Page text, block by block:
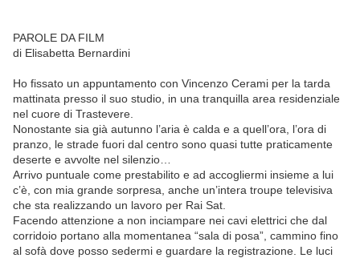
PAROLE DA FILM
di Elisabetta Bernardini
Ho fissato un appuntamento con Vincenzo Cerami per la tarda
mattinata presso il suo studio, in una tranquilla area residenziale
nel cuore di Trastevere.
Nonostante sia già autunno l’aria è calda e a quell’ora, l’ora di
pranzo, le strade fuori dal centro sono quasi tutte praticamente
deserte e avvolte nel silenzio…
Arrivo puntuale come prestabilito e ad accogliermi insieme a lui
c’è, con mia grande sorpresa, anche un’intera troupe televisiva
che sta realizzando un lavoro per Rai Sat.
Facendo attenzione a non inciampare nei cavi elettrici che dal
corridoio portano alla momentanea “sala di posa”, cammino fino
al sofà dove posso sedermi e guardare la registrazione. Le luci